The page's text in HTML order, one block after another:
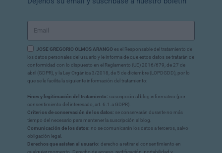
JOSE GREGORIO OLMOS ARANGO es el Responsable del tratamiento de
los datos personales del usuario y le informa de que estos datos se tratarán de
conformidad con lo dispuesto en el Reglamento (UE) 2016/679, de 27 de
abril (GDPR), y la Ley Orgánica 3/2018, de 5 de diciembre (LOPDGDD), por lo
que se le facilita la siguiente información del tratamiento:
Fines y legitimación del tratamiento: suscripción al blog informativo (por
consentimiento del interesado, art. 6.1.a GDPR).
Criterios de conservación de los datos: se conservarán durante no más
tiempo del necesario para mantener la suscripción al blog.
Comunicación de los datos: no se comunicarán los datos a terceros, salvo
obligación legal.
Derechos que asisten al usuario: derecho a retirar el consentimiento en
cualquier momento. Derecho de acceso, rectificación, portabilidad y